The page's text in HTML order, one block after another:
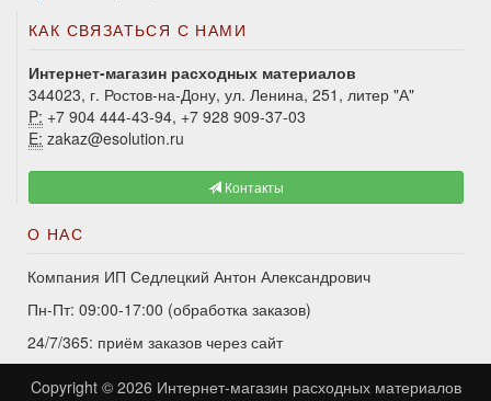
КАК СВЯЗАТЬСЯ С НАМИ
Интернет-магазин расходных материалов
344023, г. Ростов-на-Дону, ул. Ленина, 251, литер "А"
P: +7 904 444-43-94, +7 928 909-37-03
E: zakaz@esolution.ru
Контакты
О НАС
Компания ИП Седлецкий Антон Александрович
Пн-Пт: 09:00-17:00 (обработка заказов)
24/7/365: приём заказов через сайт
Copyright © 2026 Интернет-магазин расходных материалов